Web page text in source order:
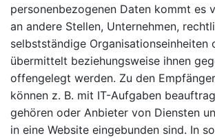
personenbezogenen Daten kommt es
an andere Stellen, Unternehmen,
selbstständige Organisationseinheiten
übermittelt beziehungsweise ihnen
offengelegt werden. Zu den
können z. B. mit IT-Aufgaben
gehören oder Anbieter von Diensten
in eine Website eingebunden sind. In